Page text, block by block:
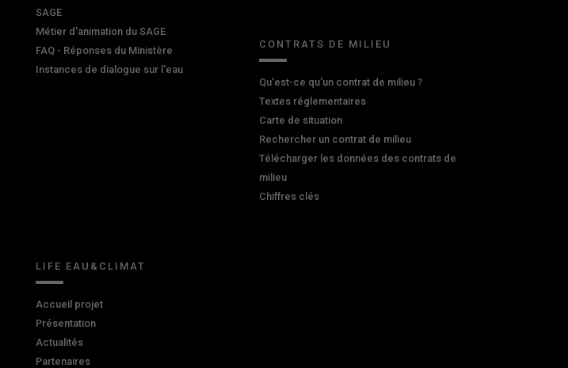
SAGE
Métier d'animation du SAGE
FAQ - Réponses du Ministère
Instances de dialogue sur l'eau
CONTRATS DE MILIEU
Qu'est-ce qu'un contrat de milieu ?
Textes réglementaires
Carte de situation
Rechercher un contrat de milieu
Télécharger les données des contrats de
milieu
Chiffres clés
LIFE EAU&CLIMAT
Accueil projet
Présentation
Actualités
Partenaires